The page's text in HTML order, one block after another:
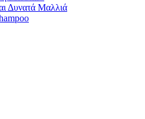
Δυνατά Μαλλιά